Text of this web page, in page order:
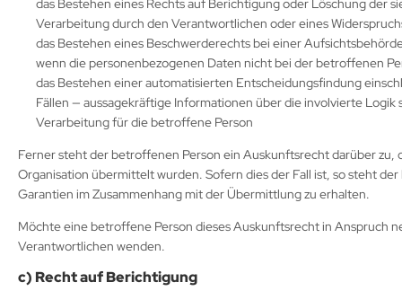
das Bestehen eines Rechts auf Berichtigung oder Löschung der
Verarbeitung durch den Verantwortlichen oder eines
das Bestehen eines Beschwerderechts bei einer
wenn die personenbezogenen Daten nicht bei der betroffenen
das Bestehen einer automatisierten Entscheidungsfindung
Fällen — aussagekräftige Informationen über die involvierte
Verarbeitung für die betroffene Person
Ferner steht der betroffenen Person ein Auskunftsrecht darüber
Organisation übermittelt wurden. Sofern dies der Fall ist, so steht
Garantien im Zusammenhang mit der Übermittlung zu erhalten.
Möchte eine betroffene Person dieses Auskunftsrecht in Anspruch
Verantwortlichen wenden.
c) Recht auf Berichtigung